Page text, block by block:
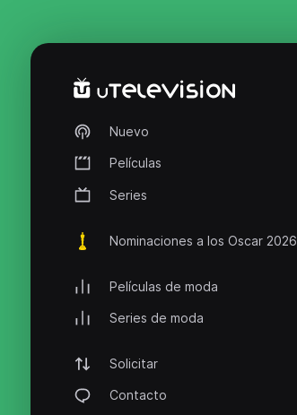
Nuevo
Películas
Series
Nominaciones a los Oscar 2026
Películas de moda
Series de moda
Solicitar
Contacto